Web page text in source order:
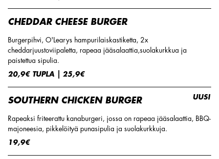
CHEDDAR CHEESE BURGER
Burgerpihvi, O'Learys hampurilaiskastiketta, 2x
cheddarjuustoviipaletta, rapeaa jääsalaattia,suolakurkkua ja
paistettua sipulia.
20,9€ TUPLA | 25,9€
SOUTHERN CHICKEN BURGER
Rapeaksi friteerattu kanaburgeri, jossa on rapeaa jääsalaattia, BBQ-
majoneesia, pikkelöityä punasipulia ja suolakurkkuja.
19,9€
UUSI